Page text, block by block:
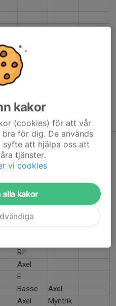
2025
Theamai
Lucky
Tilda
Lucky
RI!
Axel
E
Basse
Axel
Axel
Myntrik
kakor
(cookies) för att vår
för dig. De används
syfte att hjälpa oss att
tjänster.
vi cookies
alla kakor